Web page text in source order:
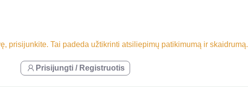
prisijunkite. Tai padeda užtikrinti atsiliepimų patikimumą ir skaidrumą.
Prisijungti / Registruotis